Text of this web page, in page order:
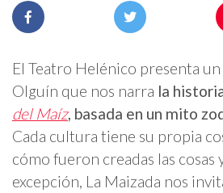
El Teatro Helénico presenta
Olguín que nos narra la
del Maíz, basada en un mito
Cada cultura tiene su propia
cómo fueron creadas las cosas
excepción, La Maizada nos